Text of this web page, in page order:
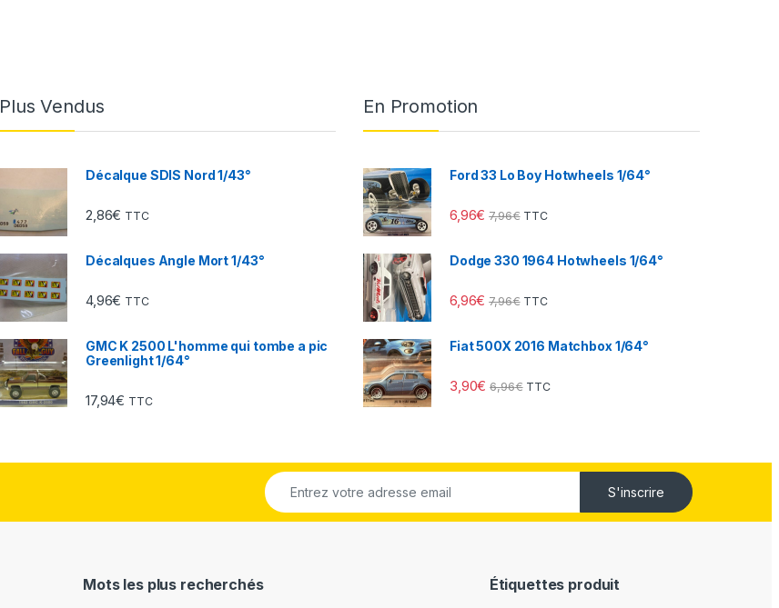
Plus Vendus
Décalque SDIS Nord 1/43°
2,86€ TTC
Décalques Angle Mort 1/43°
4,96€ TTC
GMC K 2500 L'homme qui tombe a pic
Greenlight 1/64°
17,94€ TTC
En Promotion
Ford 33 Lo Boy Hotwheels 1/64°
6,96€ 7,96€ TTC
Dodge 330 1964 Hotwheels 1/64°
6,96€ 7,96€ TTC
Fiat 500X 2016 Matchbox 1/64°
3,90€ 6,96€ TTC
S'inscrire
Mots les plus recherchés Étiquettes produit